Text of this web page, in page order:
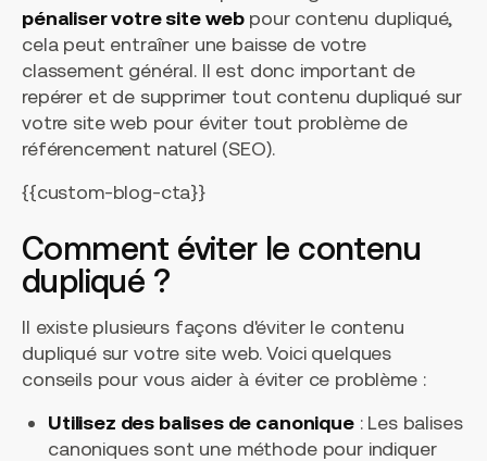
pénaliser votre site web pour contenu dupliqué,
cela peut entraîner une baisse de votre
classement général. Il est donc important de
repérer et de supprimer tout contenu dupliqué sur
votre site web pour éviter tout problème de
référencement naturel (SEO).
{{custom-blog-cta}}
Comment éviter le contenu
dupliqué ?
Il existe plusieurs façons d'éviter le contenu
dupliqué sur votre site web. Voici quelques
conseils pour vous aider à éviter ce problème :
Utilisez des balises de canonique: Les balises
canoniques sont une méthode pour indiquer